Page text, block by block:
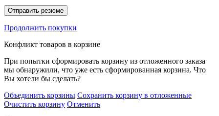
Отправить резюме
Продолжить покупки
Конфликт товаров в корзине
При попытки сформировать корзину из отложенного заказа
мы обнаружили, что уже есть сформированная корзина. Что
Вы хотели бы сделать?
Объединить корзины Сохранить корзину в отложенные
Очистить корзину Отменить